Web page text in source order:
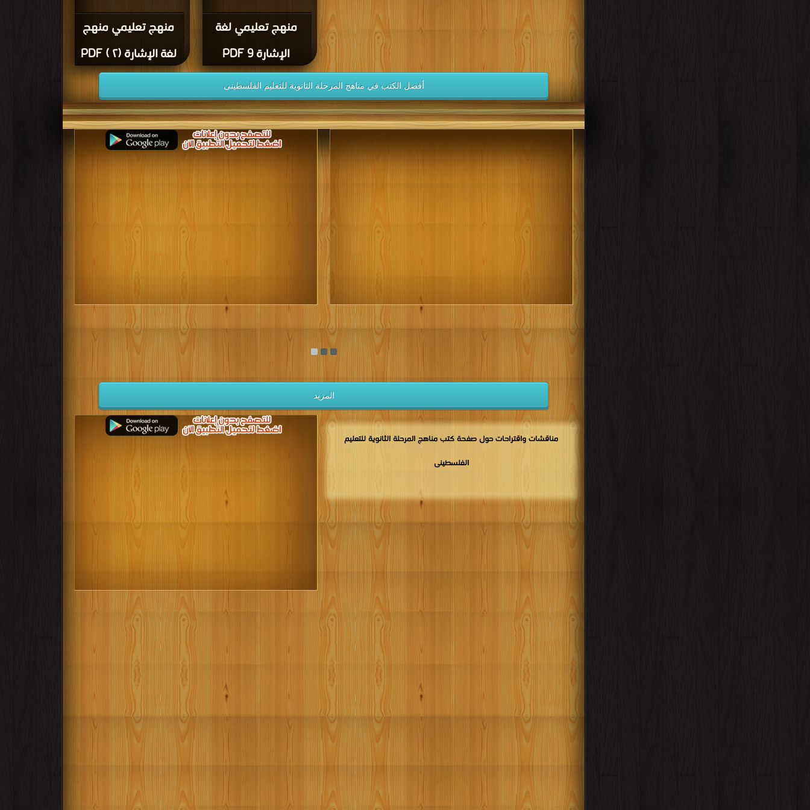
منهج تعليمي منهج
لغة الإشارة (٢ ) PDF
منهج تعليمي لغة
الإشارة 9 PDF
أفضل الكتب في مناهج المرحلة الثانوية للتعليم الفلسطينى
مكتبة تحميل الكتب مجانا
المزيد
مناقشات واقتراحات حول صفحة كتب مناهج المرحلة الثانوية للتعليم
الفلسطينى